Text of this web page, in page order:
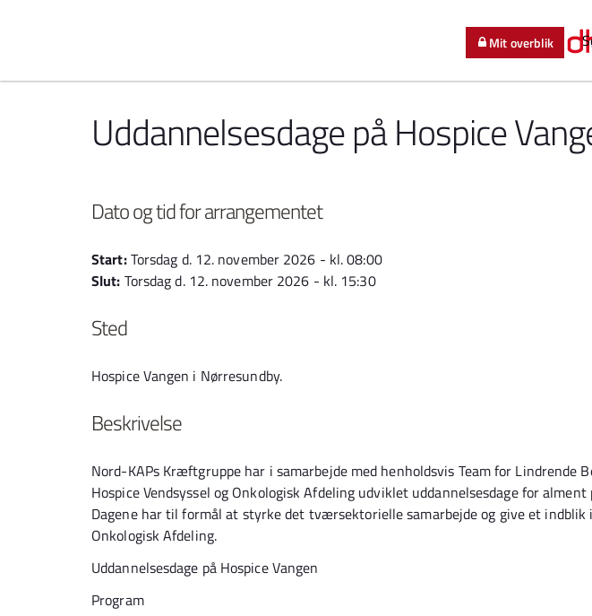
Mit overblik
Uddannelsesdage på Hospice
Dato og tid for arrangementet
Start:Torsdag d. 12. november 2026 - kl. 08:00
Slut: Torsdag d. 12. november 2026 - kl. 15:30
Sted
Hospice Vangen i Nørresundby.
Beskrivelse
Nord-KAPs Kræftgruppe har i samarbejde med henholdsvis Team for Lindrende
Hospice Vendsyssel og Onkologisk Afdeling udviklet uddannelsesdage for
Dagene har til formål at styrke det tværsektorielle samarbejde og give et indblik
Onkologisk Afdeling.
Uddannelsesdage på Hospice Vangen
Program